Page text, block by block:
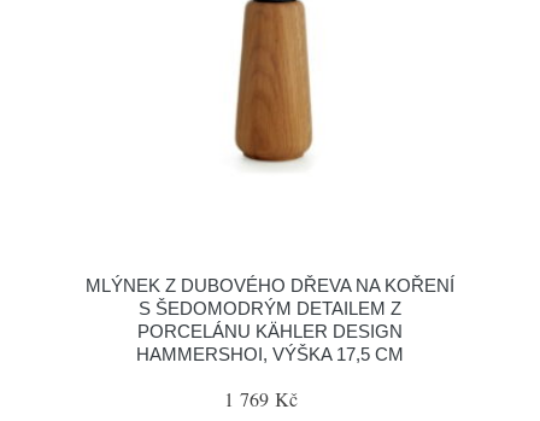
MLÝNEK Z DUBOVÉHO DŘEVA NA KOŘENÍ
S ŠEDOMODRÝM DETAILEM Z
PORCELÁNU KÄHLER DESIGN
HAMMERSHOI, VÝŠKA 17,5 CM
1 769 Kč